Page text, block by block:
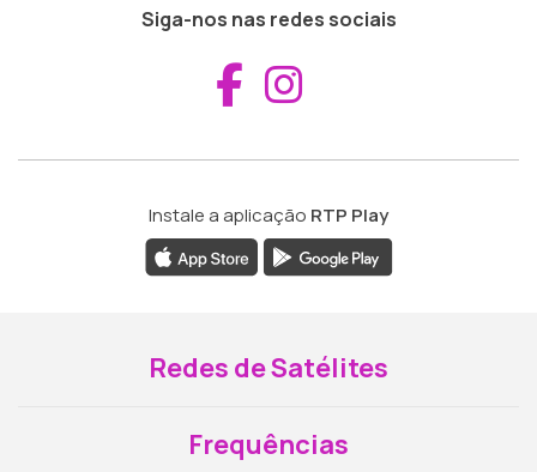
Siga-nos nas redes sociais
Aceder ao
Instale a aplicação RTP Play
Redes de Satélites
Frequências